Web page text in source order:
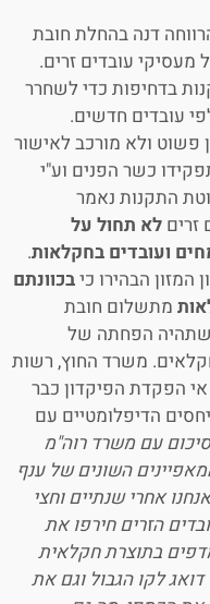
והרווחה דנה בהחלת חובת
מעסיקי עובדים זרים.
בדחיפות כדי לשחרר
עובדים חדשים.
פשוט ולא מורכב לאישור
כשר הפנים וע"י
התקנות נאמר
זרים לא תחול על
ועובדים בחקלאות.
הבהירו כיבכוונתם
מתשלום חובת
שתהיה הפחתה של
משרד החוץ, רשות
אי הפקדת הפיקדון כבר
הדיפלומטיים עם
עם משרד רוה"מ
השונים של ענף
אחרי שנתיים וחצי
הזרים חירפו את
בתוצרת חקלאית
דואג לקו הגבול וגם את